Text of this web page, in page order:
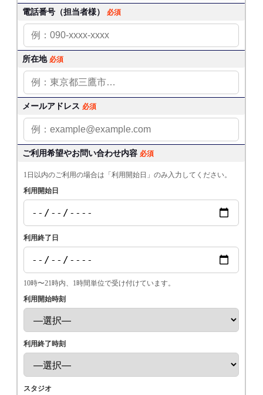
電話番号（担当者様） 必須
所在地 必須
メールアドレス 必須
ご利用希望やお問い合わせ内容 必須
1日以内のご利用の場合は「利用開始日」のみ入力してください。
利用開始日
利用終了日
10時〜21時内、1時間単位で受け付けています。
利用開始時刻
利用終了時刻
スタジオ